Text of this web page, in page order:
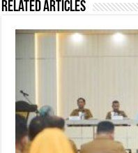
Related Articles